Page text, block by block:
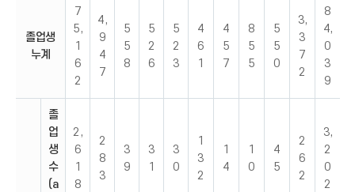
졸업생
누계
7
5,
1
6
2
4,
9
4
7
5
5
8
5
2
6
5
2
3
4
6
1
4
5
7
8
5
5
5
5
0
3,
3
7
2
8
4,
0
3
9
졸
업
생
수
(a
2,
6
1
8
2
8
3
3
9
3
1
3
0
1
3
2
1
4
1
0
4
5
2
6
2
3,
2
0
2